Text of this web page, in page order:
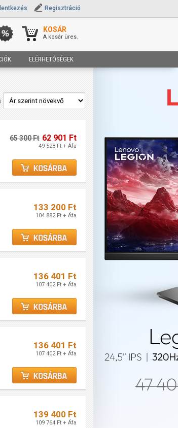
Regisztráció
KOSÁR
A kosár üres.
ELÉRHETŐSÉGEK
65 300 Ft 62 901 Ft
49 528 Ft + Áfa
133 200 Ft
104 882 Ft + Áfa
136 401 Ft
107 402 Ft + Áfa
136 401 Ft
107 402 Ft + Áfa
139 400 Ft
109 764 Ft + Áfa